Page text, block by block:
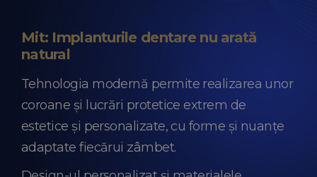
Mit: Implanturile dentare nu arată
natural
Tehnologia modernă permite realizarea unor
coroane și lucrări protetice extrem de
estetice și personalizate, cu forme și nuanțe
adaptate fiecărui zâmbet.